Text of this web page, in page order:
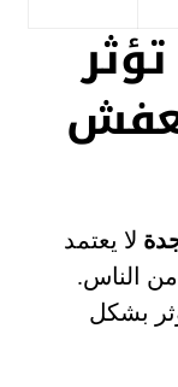
لا يعتمد
الناس.
بشكل